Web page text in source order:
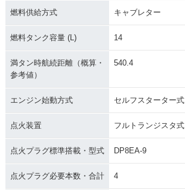
燃料供給方式 キャブレター
燃料タンク容量 (L) 14
満タン時航続距離（概算・
参考値）
540.4
エンジン始動方式 セルフスターター式
点火装置 フルトランジスタ式
点火プラグ標準搭載・型式 DP8EA-9
点火プラグ必要本数・合計 4